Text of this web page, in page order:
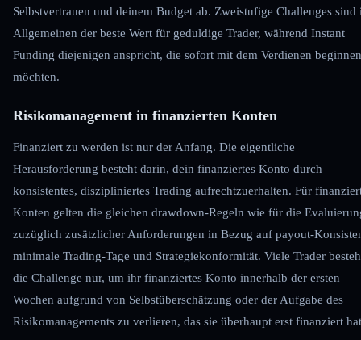
Selbstvertrauen und deinem Budget ab. Zweistufige Challenges sind
Allgemeinen der beste Wert für geduldige Trader, während Instant
Funding diejenigen anspricht, die sofort mit dem Verdienen beginnen
möchten.
Risikomanagement in finanzierten Konten
Finanziert zu werden ist nur der Anfang. Die eigentliche
Herausforderung besteht darin, dein finanziertes Konto durch
konsistentes, diszipliniertes Trading aufrechtzuerhalten. Für
Konten gelten die gleichen drawdown-Regeln wie für die
zuzüglich zusätzlicher Anforderungen in Bezug auf payout-
minimale Trading-Tage und Strategiekonformität. Viele Trader
die Challenge nur, um ihr finanziertes Konto innerhalb der ersten
Wochen aufgrund von Selbstüberschätzung oder der Aufgabe des
Risikomanagements zu verlieren, das sie überhaupt erst finanziert